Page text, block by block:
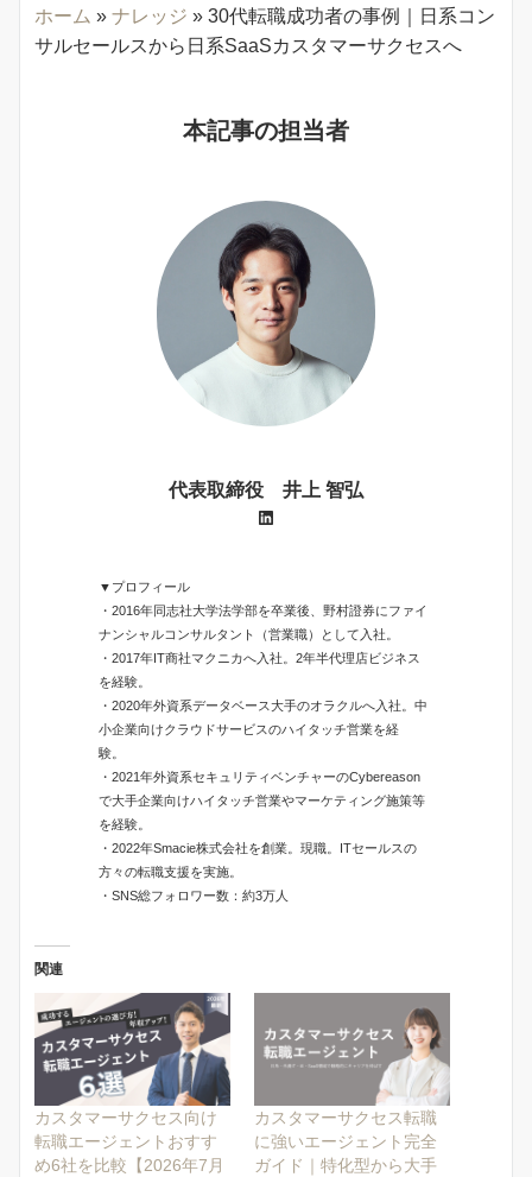
ホーム » ナレッジ » 30代転職成功者の事例｜日系コン
サルセールスから日系SaaSカスタマーサクセスへ
本記事の担当者
代表取締役 井上 智弘
LinkedIn
▼プロフィール
・2016年同志社大学法学部を卒業後、野村證券にファイ
ナンシャルコンサルタント（営業職）として入社。
・2017年IT商社マクニカへ入社。2年半代理店ビジネス
を経験。
・2020年外資系データベース大手のオラクルへ入社。中
小企業向けクラウドサービスのハイタッチ営業を経
験。
・2021年外資系セキュリティベンチャーのCybereason
で大手企業向けハイタッチ営業やマーケティング施策等
を経験。
・2022年Smacie株式会社を創業。現職。ITセールスの
方々の転職支援を実施。
・SNS総フォロワー数：約3万人
関連
カスタマーサクセス向け
転職エージェントおすす
め6社を比較【2026年7月
カスタマーサクセス転職
に強いエージェント完全
ガイド｜特化型から大手